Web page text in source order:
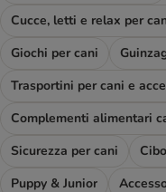
Cucce, letti e relax per
Giochi per cani
Sicurezza per cani
Puppy & Junior